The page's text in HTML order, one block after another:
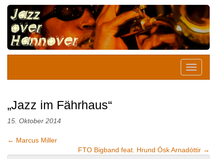
„Jazz im Fährhaus“
15. Oktober 2014
← Marcus Miller
FTO Bigband feat. Hrund Ósk Arnadóttir →